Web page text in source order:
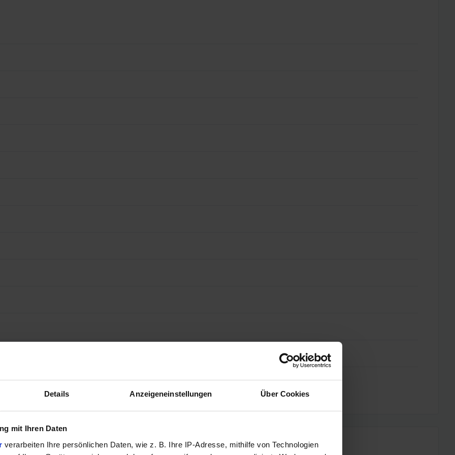
Details Anzeigeneinstellungen Über Cookies
mit Ihren Daten
verarbeiten Ihre persönlichen Daten, wie z. B. Ihre IP-Adresse, mithilfe von Technologien